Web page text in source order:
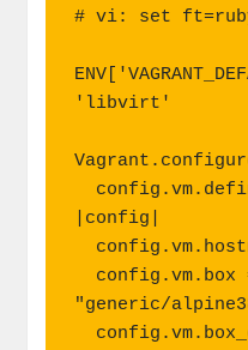
# vi: set
'libvirt'
|config|
"generic/